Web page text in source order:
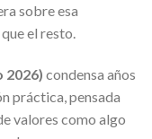
sobre esa
el resto.
2026) condensa años
práctica, pensada
valores como algo